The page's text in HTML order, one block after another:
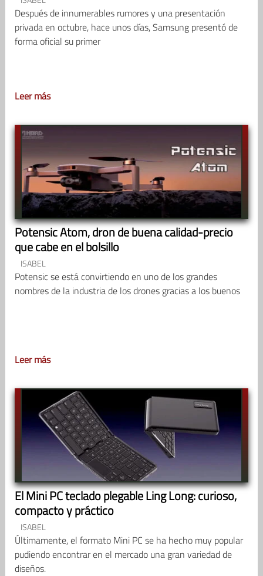
Después de innumerables rumores y una presentación
privada en octubre, hace unos días, Samsung presentó de
forma oficial su primer
Leer más
Potensic Atom, dron de buena calidad-precio
que cabe en el bolsillo
ISABEL
Potensic se está convirtiendo en uno de los grandes
nombres de la industria de los drones gracias a los buenos
Leer más
El Mini PC teclado plegable Ling Long: curioso,
compacto y práctico
ISABEL
Últimamente, el formato Mini PC se ha hecho muy popular
pudiendo encontrar en el mercado una gran variedad de
diseños.